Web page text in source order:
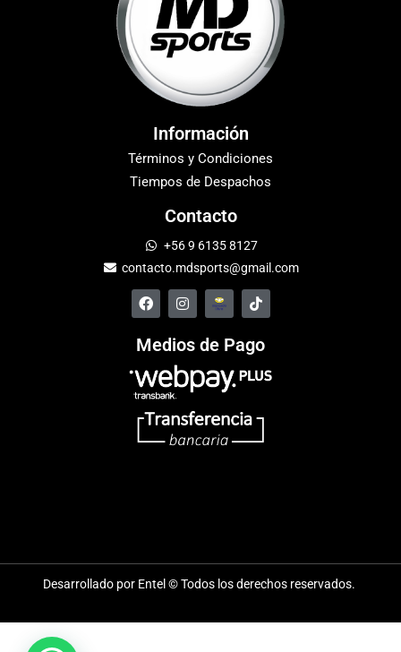
Información
Términos y Condiciones
Tiempos de Despachos
Contacto
+56 9 6135 8127
contacto.mdsports@gmail.com
Medios de Pago
Desarrollado por Entel © Todos los derechos reservados.